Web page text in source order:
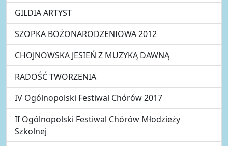
GILDIA ARTYST
SZOPKA BOŻONARODZENIOWA 2012
CHOJNOWSKA JESIEŃ Z MUZYKĄ DAWNĄ
RADOŚĆ TWORZENIA
IV Ogólnopolski Festiwal Chórów 2017
II Ogólnopolski Festiwal Chórów Młodzieży
Szkolnej